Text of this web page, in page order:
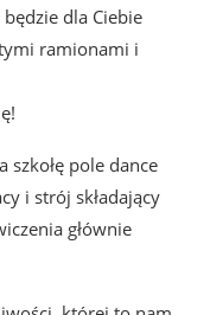
dla Ciebie
ramionami i
szkołę pole dance
i strój składający
głównie